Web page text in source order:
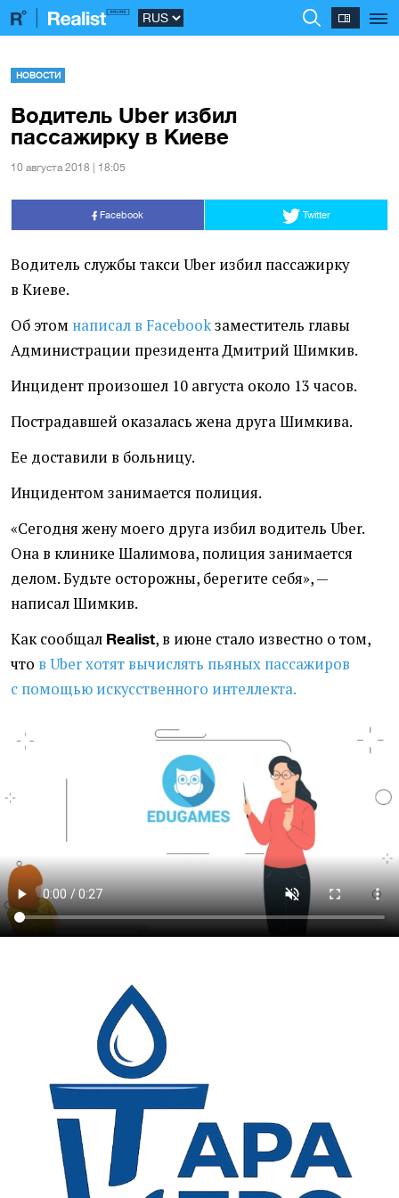
НОВОСТИ
Водитель Uber избил
пассажирку в Киеве
10 августа 2018 | 18:05
Facebook Twitter
Водитель службы такси Uber избил пассажирку
в Киеве.
Об этом написал в Facebookзаместитель главы
Администрации президента Дмитрий Шимкив.
Инцидент произошел 10 августа около 13 часов.
Пострадавшей оказалась жена друга Шимкива.
Ее доставили в больницу.
Инцидентом занимается полиция.
«Сегодня жену моего друга избил водитель Uber.
Она в клинике Шалимова, полиция занимается
делом. Будьте осторожны, берегите себя», —
написал Шимкив.
Как сообщал Realist, в июне стало известно о том,
что в Uber хотят вычислять пьяных пассажиров
с помощью искусственного интеллекта.